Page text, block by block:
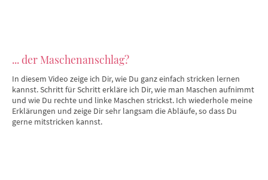
... der Maschenanschlag?
In diesem Video zeige ich Dir, wie Du ganz einfach stricken lernen
kannst. Schritt für Schritt erkläre ich Dir, wie man Maschen aufnimmt
und wie Du rechte und linke Maschen strickst. Ich wiederhole meine
Erklärungen und zeige Dir sehr langsam die Abläufe, so dass Du
gerne mitstricken kannst.